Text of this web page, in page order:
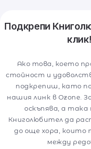
Подкрепи
клик!
Ако това, което
стойност и
подкрепиш, като
нашия линк в Ozone.
оскъпява, а
Книголюбител да
до още хора, които
между